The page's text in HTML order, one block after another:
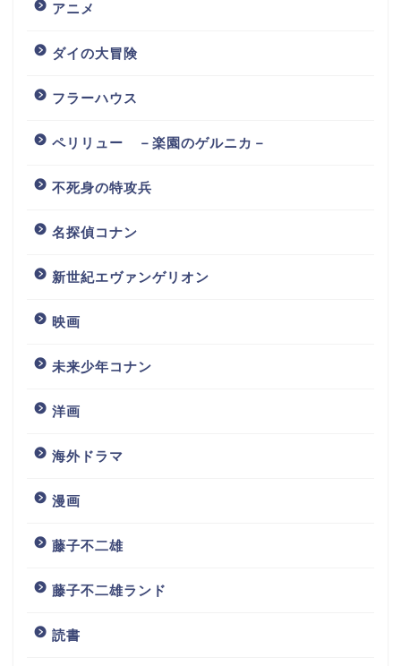
アニメ
ダイの大冒険
フラーハウス
ペリリュー －楽園のゲルニカ－
不死身の特攻兵
名探偵コナン
新世紀エヴァンゲリオン
映画
未来少年コナン
洋画
海外ドラマ
漫画
藤子不二雄
藤子不二雄ランド
読書